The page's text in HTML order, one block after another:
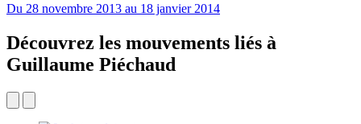
Du 28 novembre 2013 au 18 janvier 2014
Découvrez les mouvements liés à
Guillaume Piéchaud